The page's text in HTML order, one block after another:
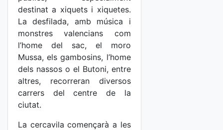
destinat a xiquets i xiquetes.
La desfilada, amb música i
monstres valencians com
l’home del sac, el moro
Mussa, els gambosins, l’home
dels nassos o el Butoni, entre
altres, recorreran diversos
carrers del centre de la
ciutat.
La cercavila començarà a les